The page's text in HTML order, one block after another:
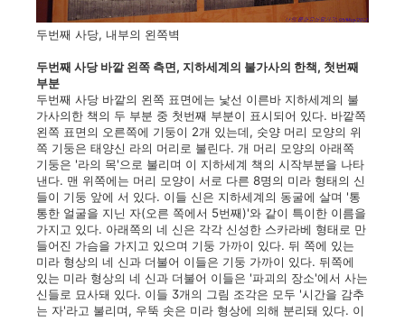
두번째 사당, 내부의 왼쪽벽
두번째 사당 바깥 왼쪽 측면, 지하세계의 불가사의 한책, 첫번째
부분
두번째 사당 바깥의 왼쪽 표면에는 낯선 이른바 지하세계의 불
가사의한 책의 두 부분 중 첫번째 부분이 표시되어 있다. 바깥쪽
왼쪽 표면의 오른쪽에 기둥이 2개 있는데, 숫양 머리 모양의 위
쪽 기둥은 태양신 라의 머리로 불린다. 개 머리 모양의 아래쪽
기둥은 '라의 목'으로 불리며 이 지하세계 책의 시작부분을 나타
낸다. 맨 위쪽에는 머리 모양이 서로 다른 8명의 미라 형태의 신
들이 기둥 앞에 서 있다. 이들 신은 지하세계의 동굴에 살며 '통
통한 얼굴을 지닌 자(오른 쪽에서 5번째)'와 같이 특이한 이름을
가지고 있다. 아래쪽의 네 신은 각각 신성한 스카라베 형태로 만
들어진 가슴을 가지고 있으며 기둥 가까이 있다. 뒤 쪽에 있는
미라 형상의 네 신과 더불어 이들은 기둥 가까이 있다. 뒤쪽에
있는 미라 형상의 네 신과 더불어 이들은 '파괴의 장소'에서 사는
신들로 묘사돼 있다. 이들 3개의 그림 조각은 모두 '시간을 감추
는 자'라고 불리며, 우뚝 솟은 미라 형상에 의해 분리돼 있다. 이